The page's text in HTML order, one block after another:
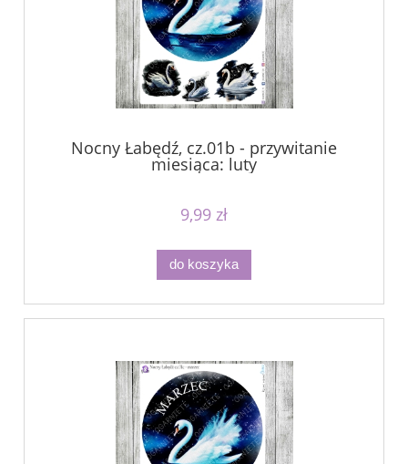
Nocny Łabędź, cz.01b - przywitanie
miesiąca: luty
9,99 zł
do koszyka